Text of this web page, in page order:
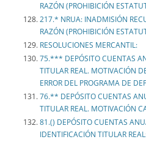
RAZÓN (PROHIBICIÓN
217.* NRUA: INADMISIÓN
RAZÓN (PROHIBICIÓN
RESOLUCIONES MERCANTIL:
75.*** DEPÓSITO CUENTAS
TITULAR REAL. MOTIVACIÓN
ERROR DEL PROGRAMA DE
76.** DEPÓSITO CUENTAS
TITULAR REAL. MOTIVACIÓN
81.() DEPÓSITO CUENTAS
IDENTIFICACIÓN TITULAR